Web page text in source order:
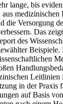
lange, bis
die Versorgung
Das
des
Beispiele.
Leitlinien
in der Praxis
auf Basis